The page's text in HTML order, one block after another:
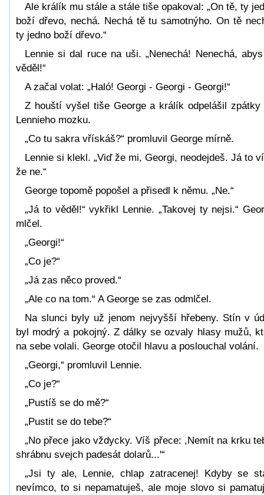
Ale králík mu stále a stále tiše opakoval: „On tě, ty
boží dřevo, nechá. Nechá tě tu samotnýho. On tě
ty jedno boží dřevo.“
Lennie si dal ruce na uši. „Nenechá! Nenechá,
věděl!“
A začal volat: „Haló! Georgi - Georgi - Georgi!“
Z houští vyšel tiše George a králík odpelášil zpátky
Lennieho mozku.
„Co tu sakra vřískáš?“ promluvil George mírně.
Lennie si klekl. „Viď že mi, Georgi, neodejdeš. Já to
že ne.“
George topomě popošel a přisedl k němu. „Ne.“
„Já to věděl!“ vykřikl Lennie. „Takovej ty nejsi.“
mlčel.
„Georgi!“
„Co je?“
„Já zas něco proved.“
„Ale co na tom.“ A George se zas odmlčel.
Na slunci byly už jenom nejvyšší hřebeny. Stín v
byl modrý a pokojný. Z dálky se ozvaly hlasy mužů,
na sebe volali. George otočil hlavu a poslouchal volání.
„Georgi,“ promluvil Lennie.
„Co je?“
„Pustíš se do mě?“
„Pustit se do tebe?“
„No přece jako vždycky. Víš přece: ,Nemít na krku
shrábnu svejch padesát dolarů...'“
„Jsi ty ale, Lennie, chlap zatracenej! Kdyby se
nevímco, to si nepamatuješ, ale moje slovo si